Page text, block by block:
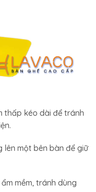
thấp kéo dài để tránh
một bên bàn để giữ
mềm, tránh dùng